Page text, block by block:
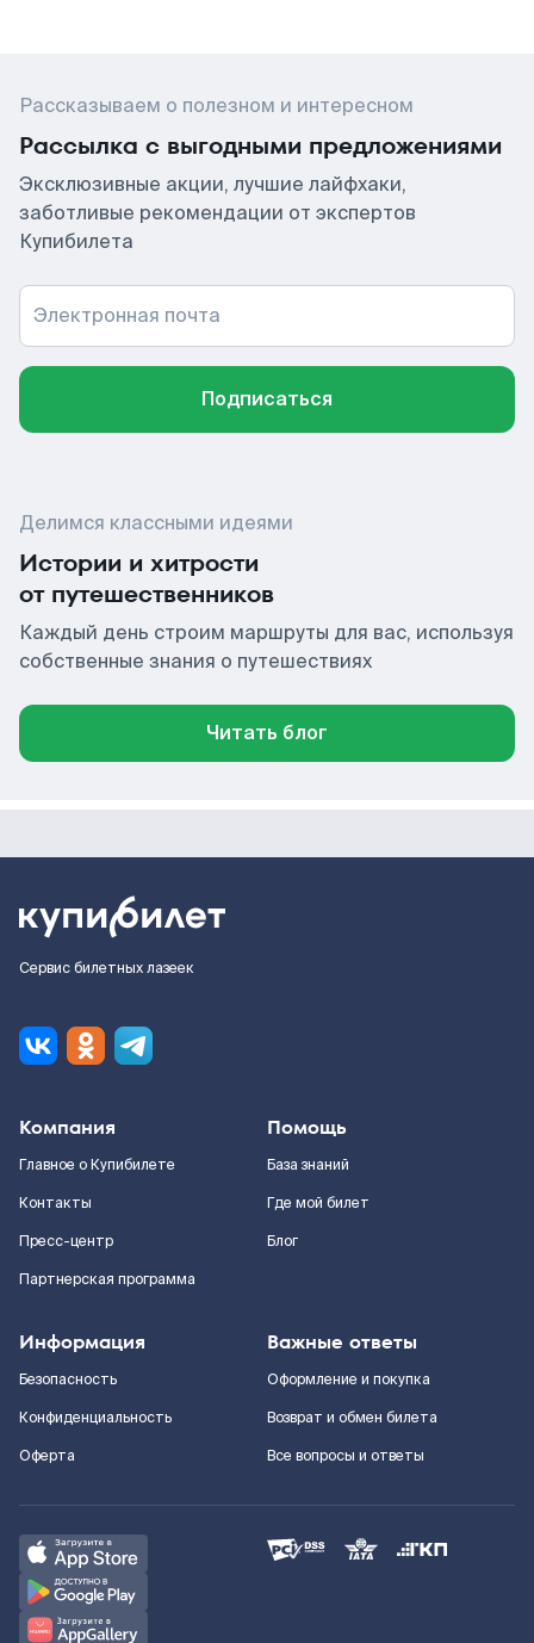
Рассказываем о полезном и интересном
Рассылка с выгодными предложениями
Эксклюзивные акции, лучшие лайфхаки,
заботливые рекомендации от экспертов
Купибилета
Электронная почта
Подписаться
Делимся классными идеями
Истории и хитрости
от путешественников
Каждый день строим маршруты для вас, используя
собственные знания о путешествиях
Читать блог
Сервис билетных лазеек
Компания
Главное о Купибилете
Контакты
Пресс-центр
Партнерская программа
Помощь
База знаний
Где мой билет
Блог
Информация
Безопасность
Конфиденциальность
Оферта
Важные ответы
Оформление и покупка
Возврат и обмен билета
Все вопросы и ответы